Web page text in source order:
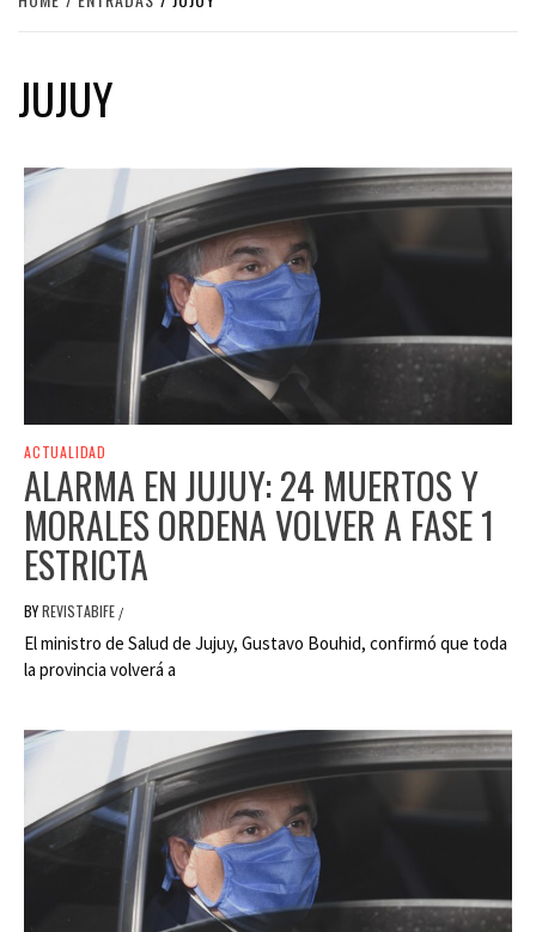
JUJUY
ACTUALIDAD
ALARMA EN JUJUY: 24 MUERTOS Y
MORALES ORDENA VOLVER A FASE 1
ESTRICTA
BYREVISTABIFE /
El ministro de Salud de Jujuy, Gustavo Bouhid, confirmó que toda
la provincia volverá a